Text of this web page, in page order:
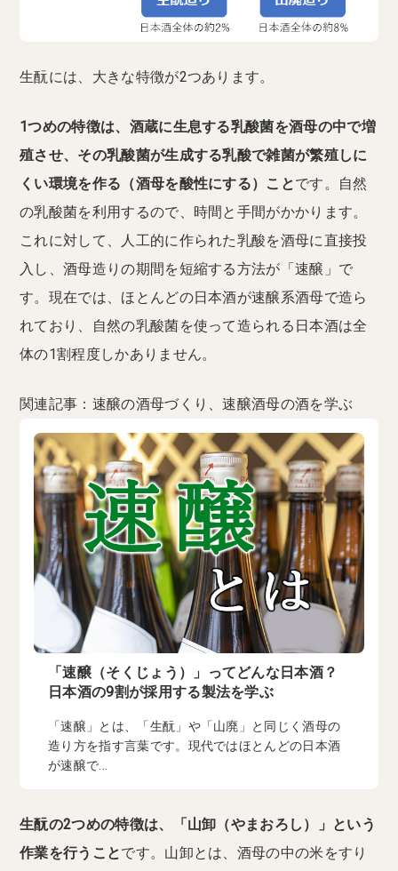
生酛には、大きな特徴が2つあります。
1つめの特徴は、酒蔵に生息する乳酸菌を酒母の中で増
殖させ、その乳酸菌が生成する乳酸で雑菌が繁殖しに
くい環境を作る（酒母を酸性にする）ことです。自然
の乳酸菌を利用するので、時間と手間がかかります。
これに対して、人工的に作られた乳酸を酒母に直接投
入し、酒母造りの期間を短縮する方法が「速醸」で
す。現在では、ほとんどの日本酒が速醸系酒母で造ら
れており、自然の乳酸菌を使って造られる日本酒は全
体の1割程度しかありません。
関連記事：速醸の酒母づくり、速醸酒母の酒を学ぶ
「速醸（そくじょう）」ってどんな日本酒？
日本酒の9割が採用する製法を学ぶ
「速醸」とは、「生酛」や「山廃」と同じく酒母の
造り方を指す言葉です。現代ではほとんどの日本酒
が速醸で...
生酛の2つめの特徴は、「山卸（やまおろし）」という
作業を行うことです。山卸とは、酒母の中の米をすり